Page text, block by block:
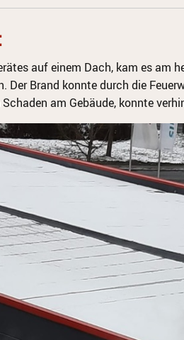
auf einem Dach, kam es am
Der Brand konnte durch die
am Gebäude, konnte